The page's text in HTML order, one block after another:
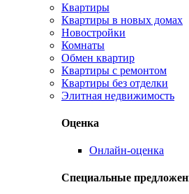
Квартиры
Квартиры в новых домах
Новостройки
Комнаты
Обмен квартир
Квартиры с ремонтом
Квартиры без отделки
Элитная недвижимость
Оценка
Онлайн-оценка
Специальные